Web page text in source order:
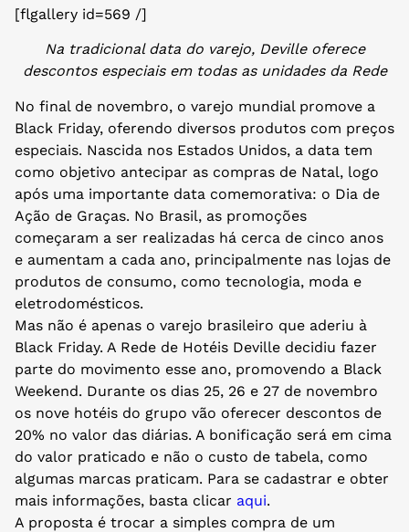
[flgallery id=569 /]
Na tradicional data do varejo, Deville oferece
descontos especiais em todas as unidades da Rede
No final de novembro, o varejo mundial promove a
Black Friday, oferendo diversos produtos com preços
especiais. Nascida nos Estados Unidos, a data tem
como objetivo antecipar as compras de Natal, logo
após uma importante data comemorativa: o Dia de
Ação de Graças. No Brasil, as promoções
começaram a ser realizadas há cerca de cinco anos
e aumentam a cada ano, principalmente nas lojas de
produtos de consumo, como tecnologia, moda e
eletrodomésticos.
Mas não é apenas o varejo brasileiro que aderiu à
Black Friday. A Rede de Hotéis Deville decidiu fazer
parte do movimento esse ano, promovendo a Black
Weekend. Durante os dias 25, 26 e 27 de novembro
os nove hotéis do grupo vão oferecer descontos de
20% no valor das diárias. A bonificação será em cima
do valor praticado e não o custo de tabela, como
algumas marcas praticam. Para se cadastrar e obter
mais informações, basta clicar aqui.
A proposta é trocar a simples compra de um